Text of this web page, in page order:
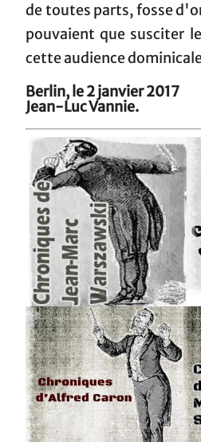
de toutes parts, fosse
pouvaient que susciter
cette audience
Berlin, le 2 janvier 2017
Jean-Luc Vannie.